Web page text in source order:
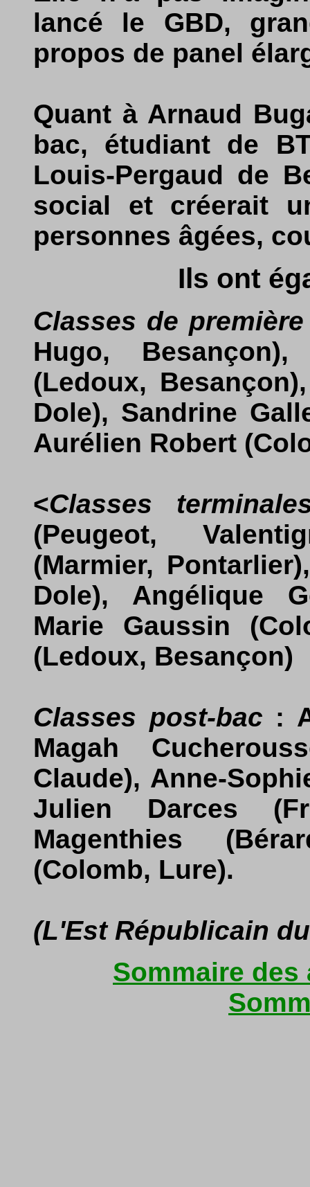
lancé le GBD,
propos de panel
Quant à Arnaud
bac, étudiant de
Louis-Pergaud de
social et créerait
personnes âgées,
Ils ont
Classes de première
Hugo, Besançon),
(Ledoux,
Dole), Sandrine
Aurélien Robert
<Classes
(Peugeot,
(Marmier,
Dole), Angélique
Marie Gaussin
(Ledoux, Besançon)
Classes post-bac :
Magah
Claude), Anne-
Julien Darces
Magenthies
(Colomb, Lure).
(L'Est Républicain
Sommaire des